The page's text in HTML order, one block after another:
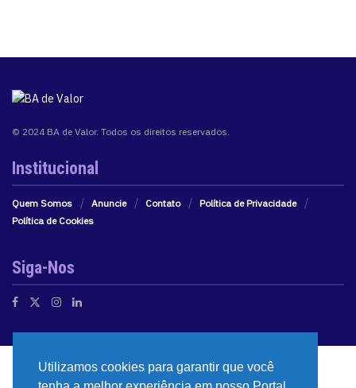
© 2024 BA de Valor. Todos os direitos reservados.
Institucional
Quem Somos Anuncie Contato
Política de Privacidade
Política de Cookies
Siga-Nos
Utilizamos cookies para garantir que você